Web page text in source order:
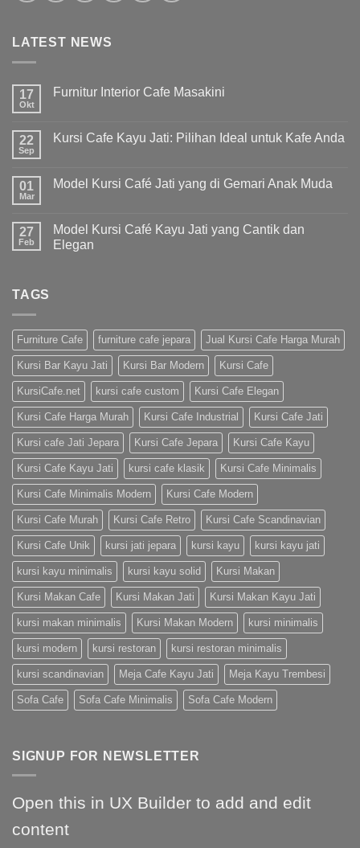
LATEST NEWS
17
Okt
Furnitur Interior Cafe Masakini
22
Sep
Kursi Cafe Kayu Jati: Pilihan Ideal untuk Kafe Anda
01
Mar
Model Kursi Café Jati yang di Gemari Anak Muda
27
Feb
Model Kursi Café Kayu Jati yang Cantik dan
Elegan
TAGS
Furniture Cafe furniture cafe jepara Jual Kursi Cafe Harga Murah
Kursi Bar Kayu Jati Kursi Bar Modern Kursi Cafe
KursiCafe.net kursi cafe custom Kursi Cafe Elegan
Kursi Cafe Harga Murah Kursi Cafe Industrial Kursi Cafe Jati
Kursi cafe Jati Jepara Kursi Cafe Jepara Kursi Cafe Kayu
Kursi Cafe Kayu Jati kursi cafe klasik Kursi Cafe Minimalis
Kursi Cafe Minimalis Modern Kursi Cafe Modern
Kursi Cafe Murah Kursi Cafe Retro Kursi Cafe Scandinavian
Kursi Cafe Unik kursi jati jepara kursi kayu kursi kayu jati
kursi kayu minimalis kursi kayu solid Kursi Makan
Kursi Makan Cafe Kursi Makan Jati Kursi Makan Kayu Jati
kursi makan minimalis Kursi Makan Modern kursi minimalis
kursi modern kursi restoran kursi restoran minimalis
kursi scandinavian Meja Cafe Kayu Jati Meja Kayu Trembesi
Sofa Cafe Sofa Cafe Minimalis Sofa Cafe Modern
SIGNUP FOR NEWSLETTER
Open this in UX Builder to add and edit
content